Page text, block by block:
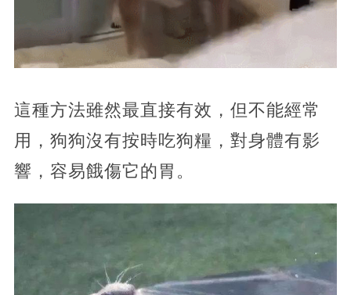
這種方法雖然最直接有效，但不能經常
用，狗狗沒有按時吃狗糧，對身體有影
響，容易餓傷它的胃。